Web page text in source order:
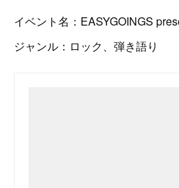
イベント名：EASYGOINGS
ジャンル：ロック、弾き語り